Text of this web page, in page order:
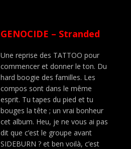
GENOCIDE – Stranded
Une reprise des TATTOO pour
commencer et donner le ton. Du
hard boogie des familles. Les
compos sont dans le même
esprit. Tu tapes du pied et tu
bouges la tête ; un vrai bonheur
cet album. Heu, je ne vous ai pas
dit que c’est le groupe avant
SIDEBURN ? et ben voilà, c’est